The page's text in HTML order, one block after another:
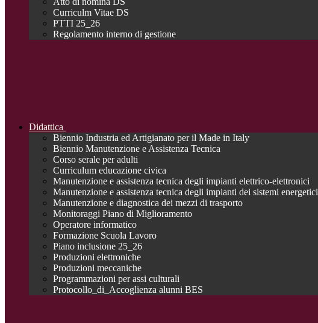
Curriculm Vitae DS
PTTI 25_26
Regolamento interno di gestione
Didattica
Biennio Industria ed Artigianato per il Made in Italy
Biennio Manutenzione e Assistenza Tecnica
Corso serale per adulti
Curriculum educazione civica
Manutenzione e assistenza tecnica degli impianti elettrico-elettronici
Manutenzione e assistenza tecnica degli impianti dei sistemi energetici
Manutenzione e diagnostica dei mezzi di trasporto
Monitoraggi Piano di Miglioramento
Operatore informatico
Formazione Scuola Lavoro
Piano inclusione 25_26
Produzioni elettroniche
Produzioni meccaniche
Programmazioni per assi culturali
Protocollo_di_Accoglienza alunni BES